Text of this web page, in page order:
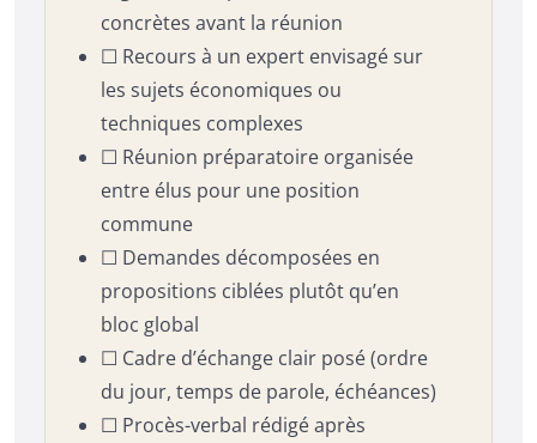
concrètes avant la réunion
☐ Recours à un expert envisagé sur
les sujets économiques ou
techniques complexes
☐ Réunion préparatoire organisée
entre élus pour une position
commune
☐ Demandes décomposées en
propositions ciblées plutôt qu’en
bloc global
☐ Cadre d’échange clair posé (ordre
du jour, temps de parole, échéances)
☐ Procès-verbal rédigé après